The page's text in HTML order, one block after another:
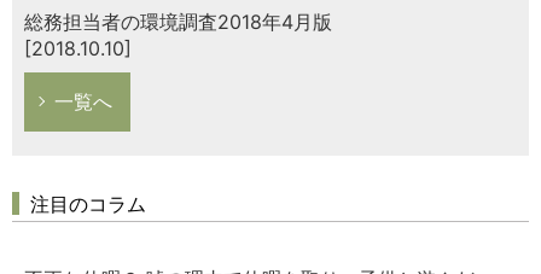
総務担当者の環境調査2018年4月版
[2018.10.10]
一覧へ
注目のコラム